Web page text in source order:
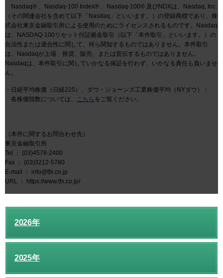
Nasdaq® 、Nasdaq-100 Index® 、Nasdaq-100® 及びNDXは、Nasdaq, Inc.
（その関連会社を含めて以下「Nasdaq」といいます。）の登録商標であり、株
式会社東京金融取引所による使用のためにライセンスされるものです。Nasdaq
は、NASDAQ-100リセット付証拠金取引（以下「本件取引」といいます。）の
合法性または適合性に関して、何ら関知するものではありません。本件取引
は、Nasdaqが上場、推奨、販売、または宣伝するものではありません。
Nasdaqは、本件取引に関していかなる保証を行わず、いかなる責任も負いませ
ん。
・日経平均株価（日経225）、ダウ・ジョーンズ工業株価平均（NYダウ）：
各株価指数については、 こちら をご覧ください。
（本件に関するお問合わせ先）
東京金融取引所
Tel ： (03)4578-2400
Fax ： (03)3212-5780
E-mail ： info@tfx.co.jp
URL ： https://www.tfx.co.jp/
2026年
2025年